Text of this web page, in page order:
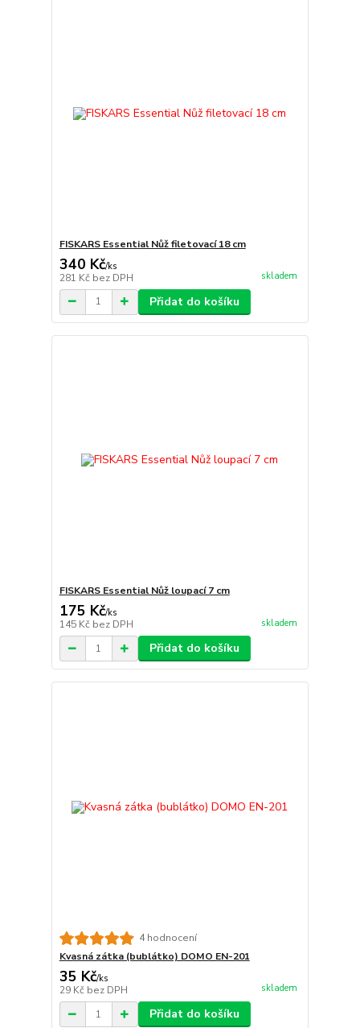
FISKARS Essential Nůž filetovací 18 cm
340 Kč/ks
281 Kč bez DPH skladem
Přidat do košíku
FISKARS Essential Nůž loupací 7 cm
175 Kč/ks
145 Kč bez DPH skladem
Přidat do košíku
4 hodnocení
Kvasná zátka (bublátko) DOMO EN-201
35 Kč/ks
29 Kč bez DPH skladem
Přidat do košíku